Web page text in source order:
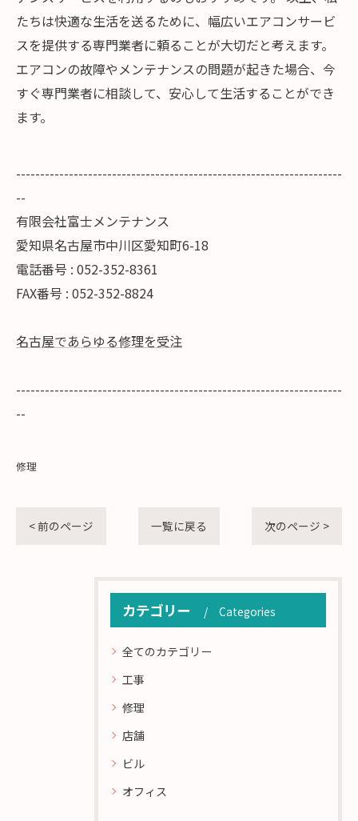
たちは快適な生活を送るために、幅広いエアコンサービ
スを提供する専門業者に頼ることが大切だと考えます。
エアコンの故障やメンテナンスの問題が起きた場合、今
すぐ専門業者に相談して、安心して生活することができ
ます。
--------------------------------------------------------------------
--
有限会社富士メンテナンス
愛知県名古屋市中川区愛知町6-18
電話番号 : 052-352-8361
FAX番号 : 052-352-8824
名古屋であらゆる修理を受注
--------------------------------------------------------------------
--
修理
< 前のページ 一覧に戻る 次のページ >
カテゴリー Categories
全てのカテゴリー
工事
修理
店舗
ビル
オフィス